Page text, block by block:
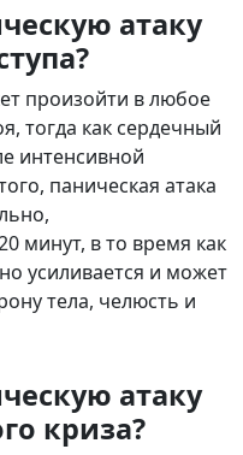
атаку
произойти в любое
тогда как сердечный
интенсивной
паническая атака
минут, в то время как
усиливается и может
тела, челюсть и
атаку
криза?